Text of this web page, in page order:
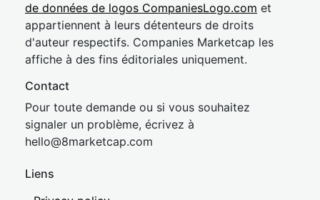
de données de logos CompaniesLogo.com et
appartiennent à leurs détenteurs de droits
d'auteur respectifs. Companies Marketcap les
affiche à des fins éditoriales uniquement.
Contact
Pour toute demande ou si vous souhaitez
signaler un problème, écrivez à
hello@8marketcap.com
Liens